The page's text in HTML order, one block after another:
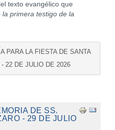
texto evangélico que
la primera testigo de la
PARA LA FIESTA DE SANTA
22 DE JULIO DE 2026
DE SS.
- 29 DE JULIO